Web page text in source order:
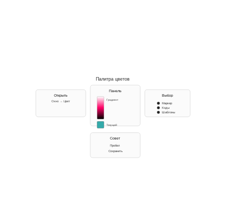
Палитра цветов
Открыть
Окно → Цвет
Панель
Градиент
Текущий
Выбор
Маркер
Коды
Шаблоны
Совет
Пробел
Сохранить